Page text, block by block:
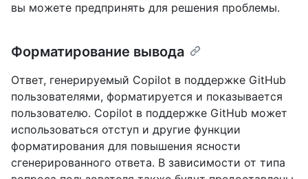
вы можете предпринять для решения проблемы.
Форматирование вывода
Ответ, генерируемый Copilot в поддержке GitHub
пользователями, форматируется и показывается
пользователю. Copilot в поддержке GitHub может
использоваться отступ и другие функции
форматирования для повышения ясности
сгенерированного ответа. В зависимости от типа